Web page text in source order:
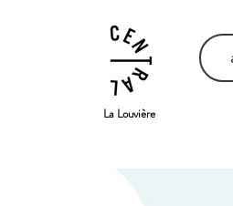
La Louvière